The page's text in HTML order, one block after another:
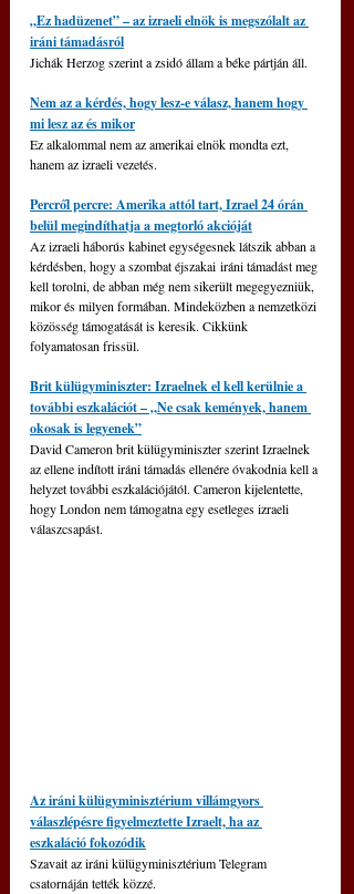
„Ez hadüzenet” – az izraeli elnök is megszólalt az
iráni támadásról
Jichák Herzog szerint a zsidó állam a béke pártján áll.
Nem az a kérdés, hogy lesz-e válasz, hanem hogy
mi lesz az és mikor
Ez alkalommal nem az amerikai elnök mondta ezt,
hanem az izraeli vezetés.
Percről percre: Amerika attól tart, Izrael 24 órán
belül megindíthatja a megtorló akcióját
Az izraeli háborús kabinet egységesnek látszik abban a
kérdésben, hogy a szombat éjszakai iráni támadást meg
kell torolni, de abban még nem sikerült megegyezniük,
mikor és milyen formában. Mindeközben a nemzetközi
közösség támogatását is keresik. Cikkünk
folyamatosan frissül.
Brit külügyminiszter: Izraelnek el kell kerülnie a
további eszkalációt – „Ne csak kemények, hanem
okosak is legyenek”
David Cameron brit külügyminiszter szerint Izraelnek
az ellene indított iráni támadás ellenére óvakodnia kell a
helyzet további eszkalációjától. Cameron kijelentette,
hogy London nem támogatna egy esetleges izraeli
válaszcsapást.
Az iráni külügyminisztérium villámgyors
válaszlépésre figyelmeztette Izraelt, ha az
eszkaláció fokozódik
Szavait az iráni külügyminisztérium Telegram
csatornáján tették közzé.